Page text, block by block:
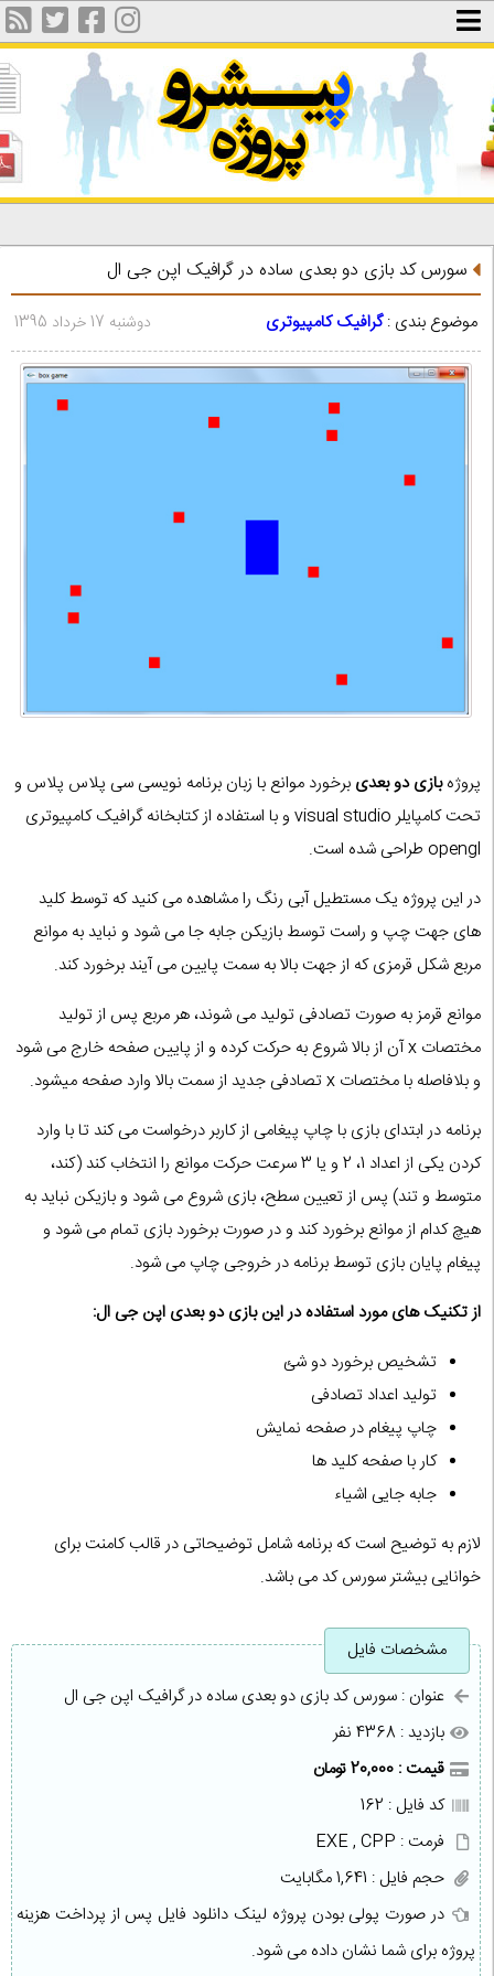
سورس کد بازی دو بعدی ساده در گرافیک اپن جی ال
موضوع بندی :گرافیک کامپیوتری دوشنبه 17 خرداد 1395
پروژهبازی دو بعدیبرخورد موانع با زبان برنامه نویسی سی پلاس پلاس و
تحت کامپایلر visual studio و با استفاده از کتابخانه گرافیک کامپیوتری
opengl طراحی شده است.
در این پروژه یک مستطیل آبی رنگ را مشاهده می کنید که توسط کلید
های جهت چپ و راست توسط بازیکن جابه جا می شود و نباید به موانع
مربع شکل قرمزی که از جهت بالا به سمت پایین می آیند برخورد کند.
موانع قرمز به صورت تصادفی تولید می شوند، هر مربع پس از تولید
مختصات x آن از بالا شروع به حرکت کرده و از پایین صفحه خارج می شود
و بلافاصله با مختصات x تصادفی جدید از سمت بالا وارد صفحه میشود.
برنامه در ابتدای بازی با چاپ پیغامی از کاربر درخواست می کند تا با وارد
کردن یکی از اعداد 1، 2 و یا 3 سرعت حرکت موانع را انتخاب کند (کند،
متوسط و تند) پس از تعیین سطح، بازی شروع می شود و بازیکن نباید به
هیچ کدام از موانع برخورد کند و در صورت برخورد بازی تمام می شود و
پیغام پایان بازی توسط برنامه در خروجی چاپ می شود.
از تکنیک های مورد استفاده در این بازی دو بعدی اپن جی ال:
تشخیص برخورد دو شئ
تولید اعداد تصادفی
چاپ پیغام در صفحه نمایش
کار با صفحه کلید ها
جابه جایی اشیاء
لازم به توضیح است که برنامه شامل توضیحاتی در قالب کامنت برای
خوانایی بیشتر سورس کد می باشد.
مشخصات فایل
عنوان : سورس کد بازی دو بعدی ساده در گرافیک اپن جی ال
بازدید : 4368 نفر
قیمت : 20,000 تومان
کد فایل : 162
فرمت : EXE , CPP
حجم فایل : 1,641 مگابایت
در صورت پولی بودن پروژه لینک دانلود فایل پس از پرداخت هزینه
پروژه برای شما نشان داده می شود.